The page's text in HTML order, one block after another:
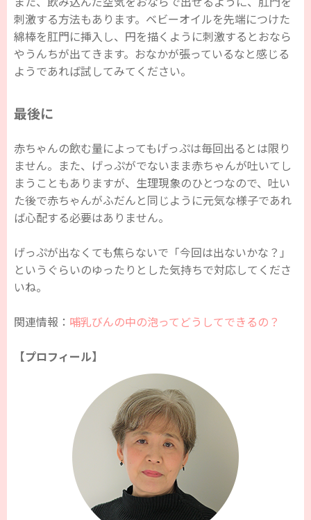
刺激する方法もあります。ベビーオイルを先端につけた
綿棒を肛門に挿入し、円を描くように刺激するとおなら
やうんちが出てきます。おなかが張っているなと感じる
ようであれば試してみてください。
最後に
赤ちゃんの飲む量によってもげっぷは毎回出るとは限り
ません。また、げっぷがでないまま赤ちゃんが吐いてし
まうこともありますが、生理現象のひとつなので、吐い
た後で赤ちゃんがふだんと同じように元気な様子であれ
ば心配する必要はありません。
げっぷが出なくても焦らないで「今回は出ないかな？」
というぐらいのゆったりとした気持ちで対応してくださ
いね。
関連情報： 哺乳びんの中の泡ってどうしてできるの？
【プロフィール】